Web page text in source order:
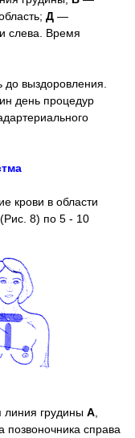
Д —
слева. Время
выздоровления.
день процедур
крови в области
8) по 5 - 10
линия грудины А
позвоночника справа